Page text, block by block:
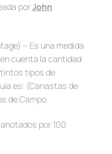
porJohn
– Es una medida
cuenta la cantidad
tipos de
es: (Canastas de
de Campo
por 100